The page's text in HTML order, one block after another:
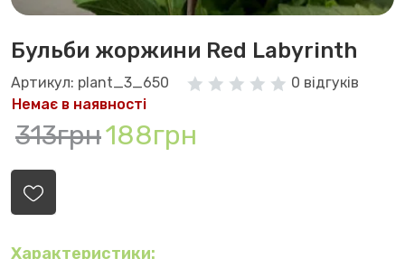
Бульби жоржини Red Labyrinth
Артикул: plant_3_650
0 відгуків
Немає в наявності
313грн188грн
Характеристики: